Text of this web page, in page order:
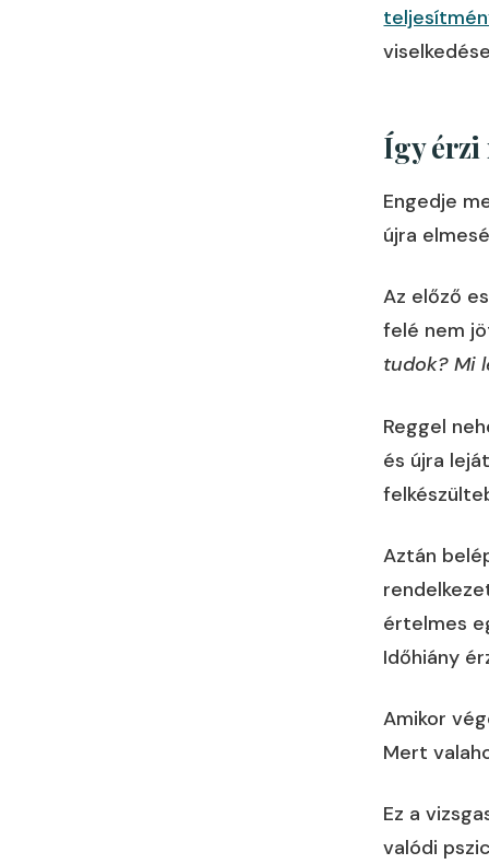
Így érzi
Engedje
újra
Az előző
felé nem
tudok? Mi
Reggel
és újra
Aztán
értelmes
Időhiány
Amikor
Mert
Ez a
valódi